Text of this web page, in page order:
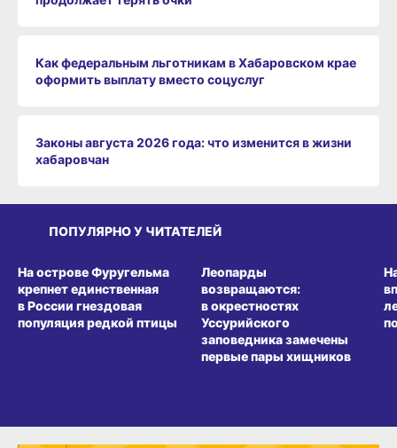
Как федеральным льготникам в Хабаровском крае
оформить выплату вместо соцуслуг
Законы августа 2026 года: что изменится в жизни
хабаровчан
ПОПУЛЯРНО У ЧИТАТЕЛЕЙ
На острове Фуругельма
крепнет единственная
в России гнездовая
популяция редкой птицы
Леопарды
возвращаются:
в окрестностях
Уссурийского
заповедника замечены
первые пары хищников